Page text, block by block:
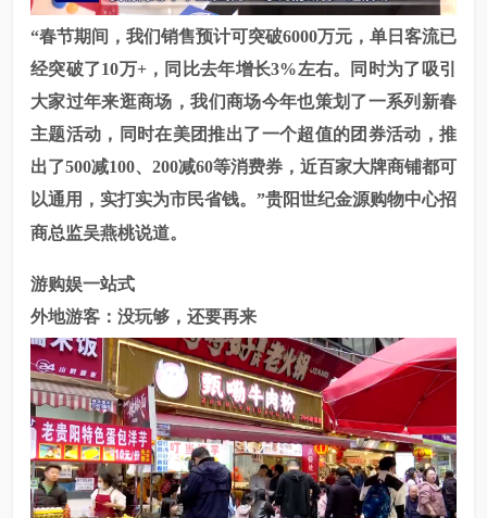
“春节期间 ，我们销售预计可突破6000万元 ，单日客流已
经突破了10万+，同比去年增长3%左右。同时为了吸引
大家过年来逛商场，我们商场今年也策划了一系列新春
主题活动，同时在美团推出了一个超值的团券活动，推
出了500减100、200减60等消费券，近百家大牌商铺都可
以通用，实打实为市民省钱。 ”贵阳世纪金源购物中心招
商总监吴燕桃说道。
游购娱一站式
外地游客：没玩够，还要再来